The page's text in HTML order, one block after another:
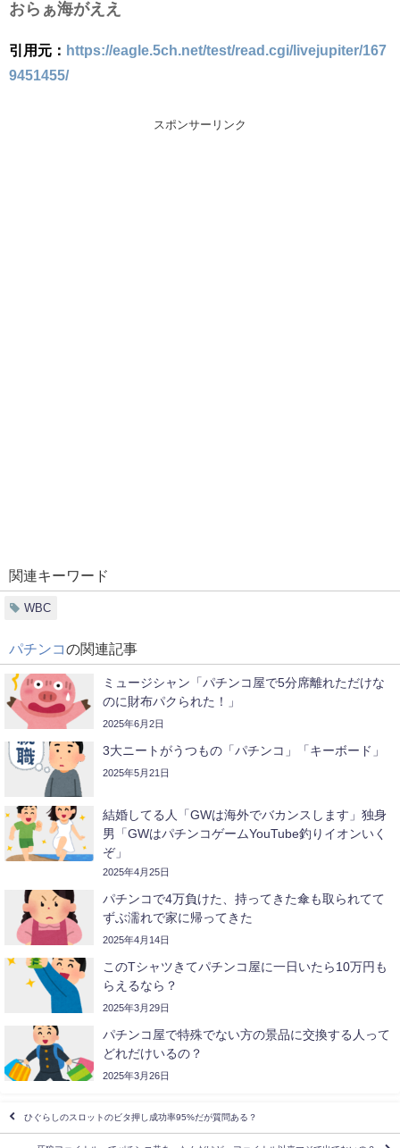
おらぁ海がええ
引用元： https://eagle.5ch.net/test/read.cgi/livejupiter/167
9451455/
スポンサーリンク
関連キーワード
WBC
パチンコの関連記事
ミュージシャン「パチンコ屋で5分席離れただけな
のに財布パクられた！」
2025年6月2日
3大ニートがうつもの「パチンコ」「キーボード」
2025年5月21日
結婚してる人「GWは海外でバカンスします」独身
男「GWはパチンコゲームYouTube釣りイオンいく
ぞ」
2025年4月25日
パチンコで4万負けた、持ってきた傘も取られてて
ずぶ濡れで家に帰ってきた
2025年4月14日
このTシャツきてパチンコ屋に一日いたら10万円も
らえるなら？
2025年3月29日
パチンコ屋で特殊でない方の景品に交換する人って
どれだけいるの？
2025年3月26日
ひぐらしのスロットのビタ押し成功率95%だが質問ある？